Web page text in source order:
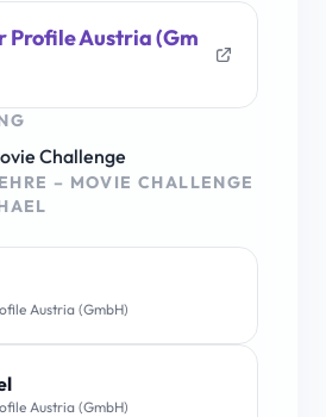
Profile Austria (Gm
Challenge
– MOVIE CHALLENGE
Austria (GmbH)
Austria (GmbH)